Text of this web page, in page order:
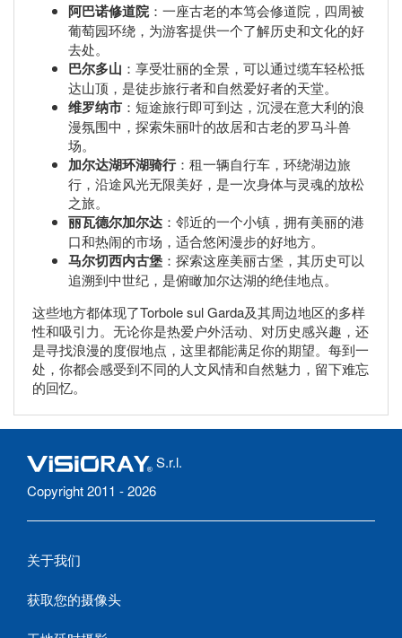
阿巴诺修道院：一座古老的本笃会修道院，四周被
葡萄园环绕，为游客提供一个了解历史和文化的好
去处。
巴尔多山 ：享受壮丽的全景，可以通过缆车轻松抵
达山顶，是徒步旅行者和自然爱好者的天堂。
维罗纳市 ：短途旅行即可到达，沉浸在意大利的浪
漫氛围中，探索朱丽叶的故居和古老的罗马斗兽
场。
加尔达湖环湖骑行：租一辆自行车，环绕湖边旅
行，沿途风光无限美好，是一次身体与灵魂的放松
之旅。
丽瓦德尔加尔达 ：邻近的一个小镇，拥有美丽的港
口和热闹的市场，适合悠闲漫步的好地方。
马尔切西内古堡 ：探索这座美丽古堡，其历史可以
追溯到中世纪，是俯瞰加尔达湖的绝佳地点。
这些地方都体现了Torbole sul Garda及其周边地区的多样
性和吸引力。无论你是热爱户外活动、对历史感兴趣，还
是寻找浪漫的度假地点，这里都能满足你的期望。每到一
处，你都会感受到不同的人文风情和自然魅力，留下难忘
的回忆。
S.r.l.
Copyright 2011 - 2026
关于我们
获取您的摄像头